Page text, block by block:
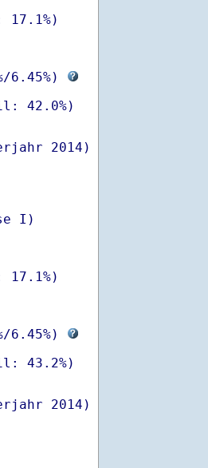
17.1%)
/6.45%)
2014)
I)
17.1%)
/6.45%)
2014)